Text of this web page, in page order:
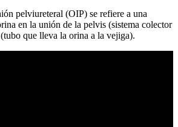
pelviureteral (OIP) se refiere a una
en la unión de la pelvis (sistema colector
que lleva la orina a la vejiga).